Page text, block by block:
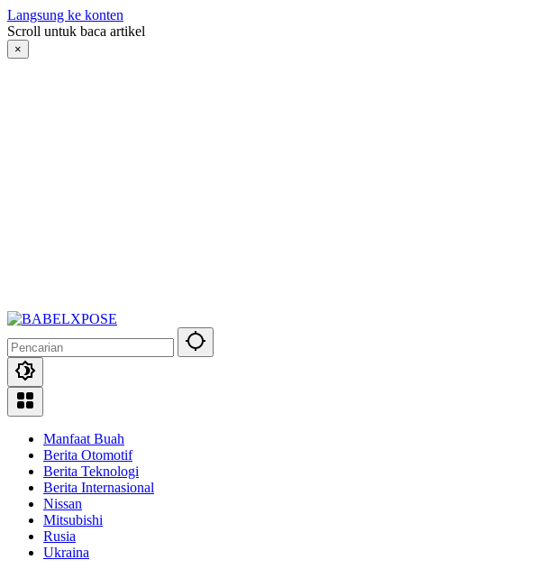
Langsung ke konten
Scroll untuk baca artikel
×
Manfaat Buah
Berita Otomotif
Berita Teknologi
Berita Internasional
Nissan
Mitsubishi
Rusia
Ukraina